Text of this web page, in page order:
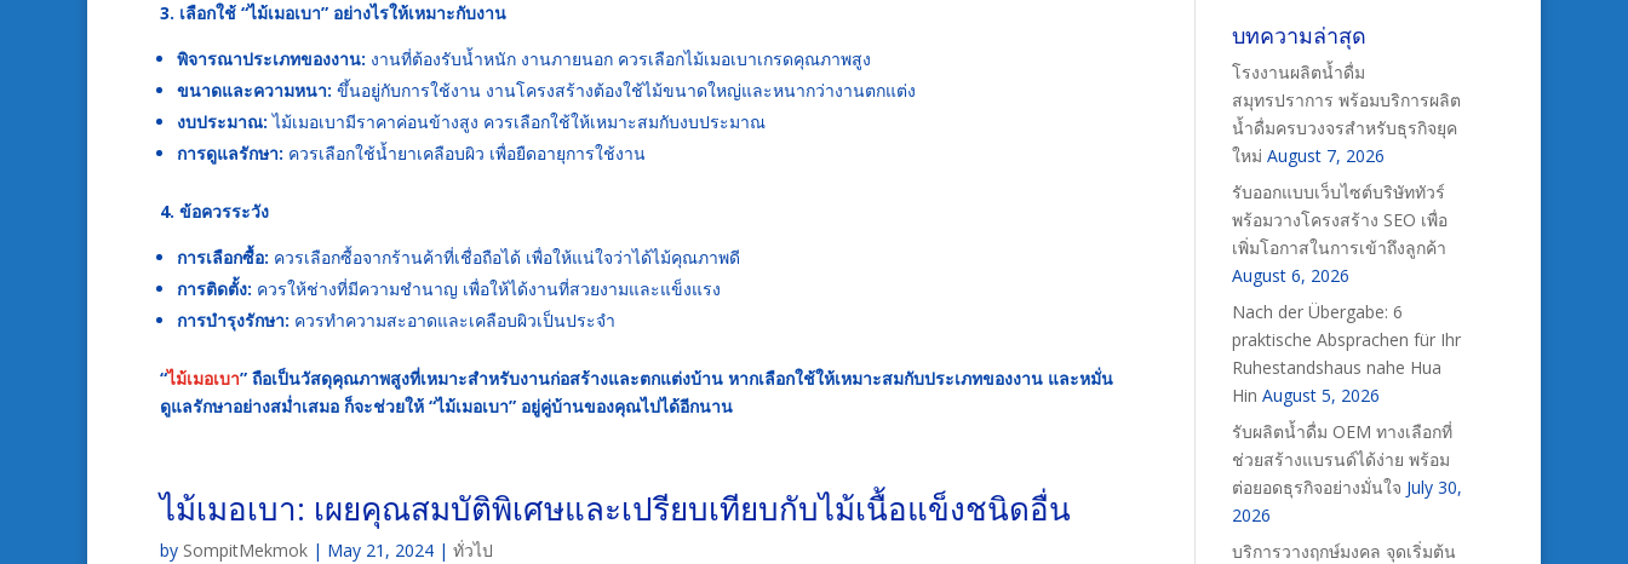
3. เลือกใช้ “ไม้เมอเบา” อย่างไรให้เหมาะกับงาน
พิจารณาประเภทของงาน: งานที่ต้องรับน้ำหนัก งานภายนอก ควรเลือกไม้เมอเบาเกรดคุณภาพสูง
ขนาดและความหนา: ขึ้นอยู่กับการใช้งาน งานโครงสร้างต้องใช้ไม้ขนาดใหญ่และหนากว่างานตกแต่ง
งบประมาณ: ไม้เมอเบามีราคาค่อนข้างสูง ควรเลือกใช้ให้เหมาะสมกับงบประมาณ
การดูแลรักษา: ควรเลือกใช้น้ำยาเคลือบผิว เพื่อยืดอายุการใช้งาน
4. ข้อควรระวัง
การเลือกซื้อ: ควรเลือกซื้อจากร้านค้าที่เชื่อถือได้ เพื่อให้แน่ใจว่าได้ไม้คุณภาพดี
การติดตั้ง: ควรให้ช่างที่มีความชำนาญ เพื่อให้ได้งานที่สวยงามและแข็งแรง
การบำรุงรักษา: ควรทำความสะอาดและเคลือบผิวเป็นประจำ
“ไม้เมอเบา” ถือเป็นวัสดุคุณภาพสูงที่เหมาะสำหรับงานก่อสร้างและตกแต่งบ้าน หากเลือกใช้ให้เหมาะสมกับประเภทของงาน และหมั่น
ดูแลรักษาอย่างสม่ำเสมอ ก็จะช่วยให้ “ไม้เมอเบา” อยู่คู่บ้านของคุณไปได้อีกนาน
ไม้เมอเบา: เผยคุณสมบัติพิเศษและเปรียบเทียบกับไม้เนื้อแข็งชนิดอื่น
by SompitMekmok | May 21, 2024 | ทั่วไป
บทความล่าสุด
โรงงานผลิตน้ำดื่ม
สมุทรปราการ พร้อมบริการผลิต
น้ำดื่มครบวงจรสำหรับธุรกิจยุค
ใหม่ August 7, 2026
รับออกแบบเว็บไซต์บริษัททัวร์
พร้อมวางโครงสร้าง SEO เพื่อ
เพิ่มโอกาสในการเข้าถึงลูกค้า
August 6, 2026
Nach der Übergabe: 6
praktische Absprachen für Ihr
Ruhestandshaus nahe Hua
Hin August 5, 2026
รับผลิตน้ำดื่ม OEM ทางเลือกที่
ช่วยสร้างแบรนด์ได้ง่าย พร้อม
ต่อยอดธุรกิจอย่างมั่นใจ July 30,
2026
บริการวางฤกษ์มงคล จุดเริ่มต้น